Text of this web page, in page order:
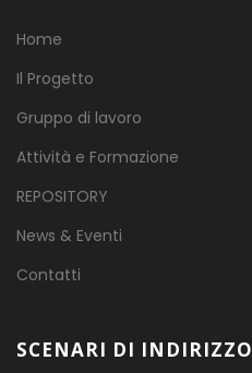
Home
Il Progetto
Gruppo di lavoro
Attività e Formazione
REPOSITORY
News & Eventi
Contatti
SCENARI DI INDIRIZZO